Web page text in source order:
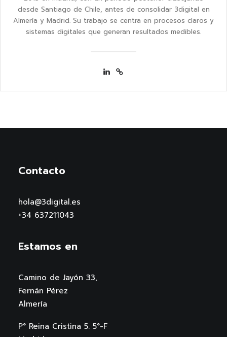
desde Santiago de Chile, antes de consolidar 3digital en
Almería y Madrid. Su trabajo se centra en procesos claros y
sistemas digitales que generan resultados medibles.
Contacto
hola@3digital.es
+34 637211043
Estamos en
Camino de Jayón 33,
Fernán Pérez
Almería
P° Reina Cristina 5. 5°-F